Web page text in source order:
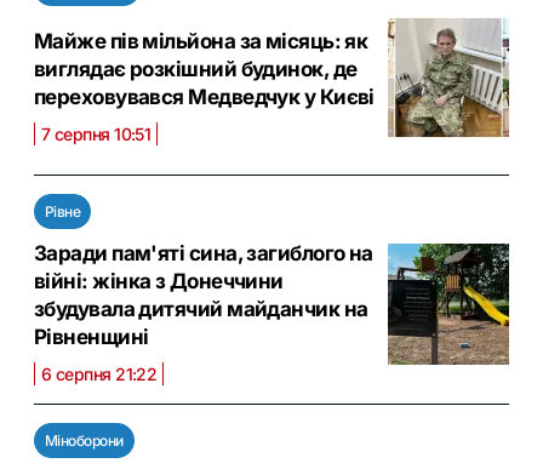
Майже пів мільйона за місяць: як
виглядає розкішний будинок, де
переховувався Медведчук у Києві
7 серпня 10:51
Рівне
Заради пам'яті сина, загиблого на
війні: жінка з Донеччини
збудувала дитячий майданчик на
Рівненщині
6 серпня 21:22
Міноборони